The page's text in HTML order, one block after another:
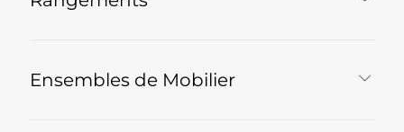
Ensembles de Mobilier